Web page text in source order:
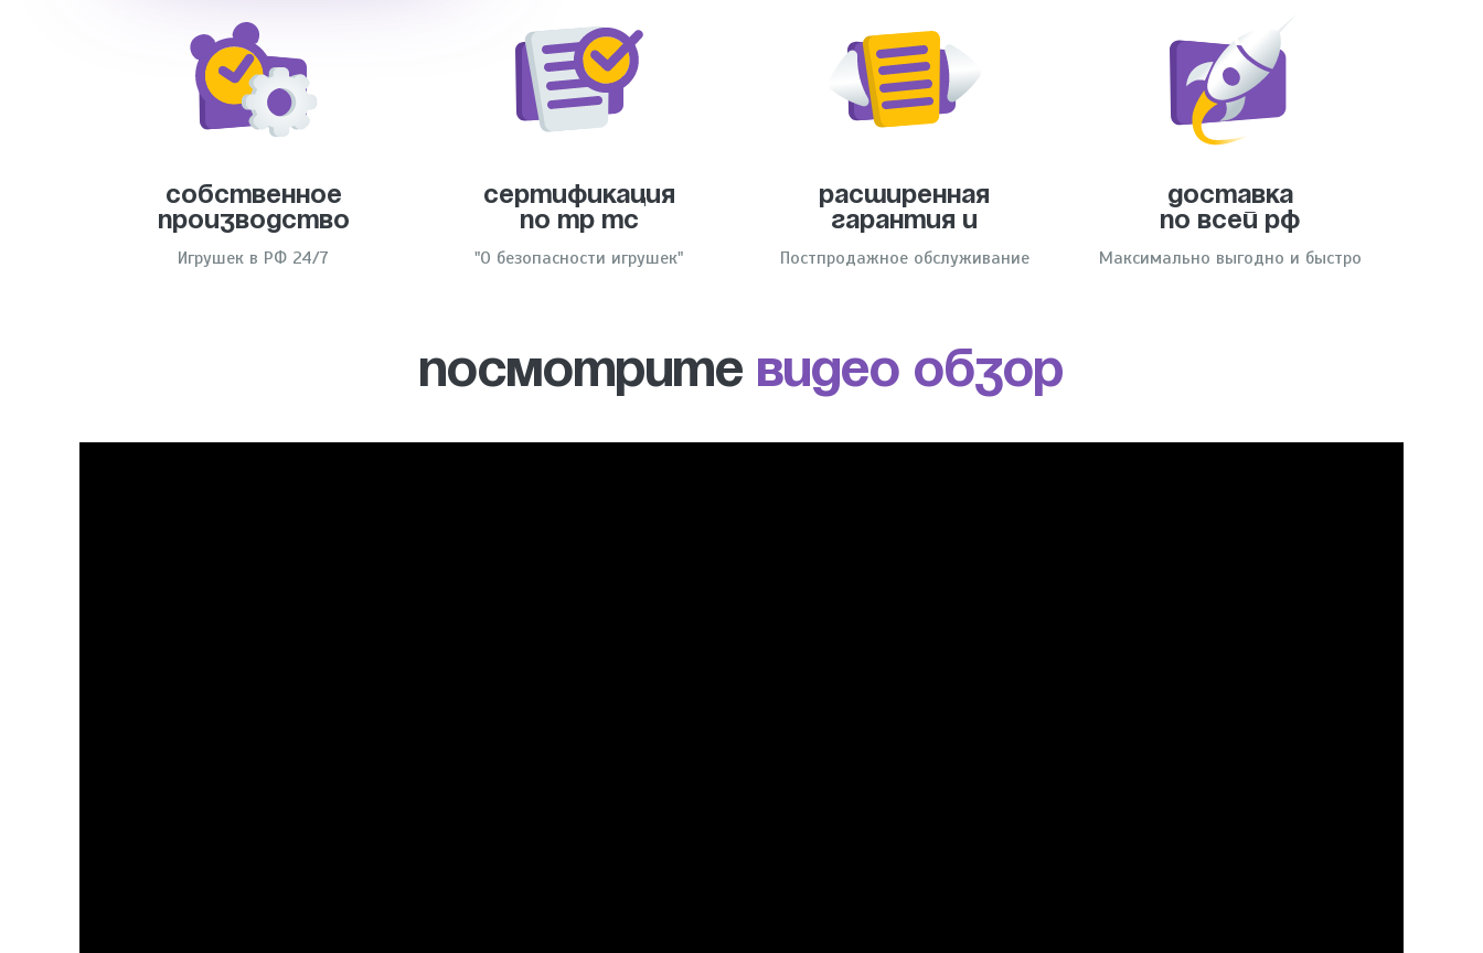
Собственное
производство
Игрушек в РФ 24/7
Сертификация
по тр тс
"О безопасности игрушек"
Расширенная
гарантия и
Постпродажное обслуживание
Доставка
по всей РФ
Максимально выгодно и быстро
ПОСМОТРИТЕ ВИДЕО ОБЗОР